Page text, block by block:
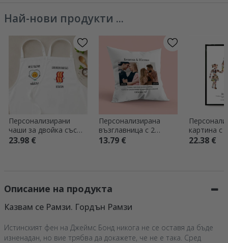
Най-нови продукти ...
Персонализирани
чаши за двойка със
забавно послание –
23.98 €
Персонализирана
възглавница с 2
снимки и текст –
13.79 €
картина с
снимки –
22.38 €
Описание на продукта
Казвам се Рамзи. Гордън Рамзи
Истинският фен на Джеймс Бонд никога не се оставя да бъде
изненадан, но вие трябва да докажете, че не е така. Сред